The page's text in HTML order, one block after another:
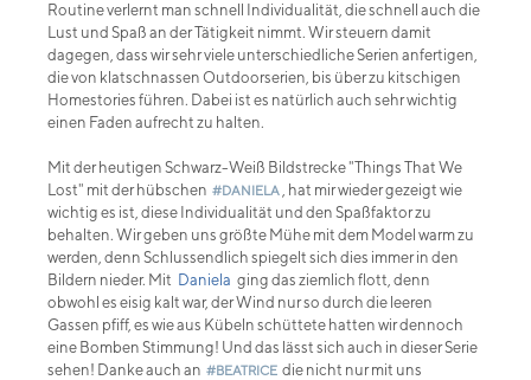
Routine verlernt man schnell Individualität, die schnell auch die
Lust und Spaß an der Tätigkeit nimmt. Wir steuern damit
dagegen, dass wir sehr viele unterschiedliche Serien anfertigen,
die von klatschnassen Outdoorserien, bis über zu kitschigen
Homestories führen. Dabei ist es natürlich auch sehr wichtig
einen Faden aufrecht zu halten.
Mit der heutigen Schwarz-Weiß Bildstrecke "Things That We
Lost" mit der hübschen #DANIELA , hat mir wieder gezeigt wie
wichtig es ist, diese Individualität und den Spaßfaktor zu
behalten. Wir geben uns größte Mühe mit dem Model warm zu
werden, denn Schlussendlich spiegelt sich dies immer in den
Bildern nieder. Mit Daniela ging das ziemlich flott, denn
obwohl es eisig kalt war, der Wind nur so durch die leeren
Gassen pfiff, es wie aus Kübeln schüttete hatten wir dennoch
eine Bomben Stimmung! Und das lässt sich auch in dieser Serie
sehen! Danke auch an #BEATRICE die nicht nur mit uns